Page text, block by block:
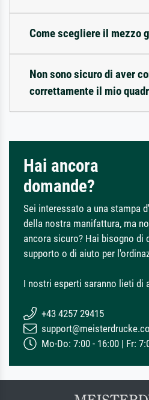
Come scegliere il mezzo
Non sono sicuro di aver
correttamente il mio
Hai ancora
domande?
Sei interessato a una stampa
della nostra manifattura, ma
ancora sicuro? Hai bisogno di
supporto o di aiuto per
I nostri esperti saranno lieti di
+43 4257 29415
Mo-Do: 7:00 - 16:00 | Fr: